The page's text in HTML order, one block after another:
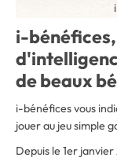
i-
de beaux
i-bénéfices vous
jouer au jeu simple
Depuis le 1er